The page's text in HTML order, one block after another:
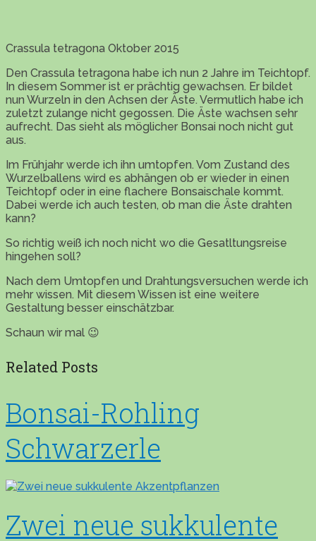
Crassula tetragona Oktober 2015
Den Crassula tetragona habe ich nun 2 Jahre im Teichtopf.
In diesem Sommer ist er prächtig gewachsen. Er bildet
nun Wurzeln in den Achsen der Äste. Vermutlich habe ich
zuletzt zulange nicht gegossen. Die Äste wachsen sehr
aufrecht. Das sieht als möglicher Bonsai noch nicht gut
aus.
Im Frühjahr werde ich ihn umtopfen. Vom Zustand des
Wurzelballens wird es abhängen ob er wieder in einen
Teichtopf oder in eine flachere Bonsaischale kommt.
Dabei werde ich auch testen, ob man die Äste drahten
kann?
So richtig weiß ich noch nicht wo die Gesatltungsreise
hingehen soll?
Nach dem Umtopfen und Drahtungsversuchen werde ich
mehr wissen. Mit diesem Wissen ist eine weitere
Gestaltung besser einschätzbar.
Schaun wir mal 😉
Related Posts
Bonsai-Rohling
Schwarzerle
Zwei neue sukkulente